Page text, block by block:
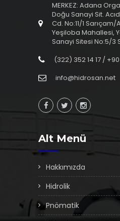
MERKEZ: Adana
Doğu Sanayi Sit.
Cd. No:11/1 Sarıçam/
Yeşiloba Mahallesi,
Sanayi Sitesi No:5/3
(322) 352 14 17 /
info@hidrosan.net
Alt Menü
Hakkımızda
Hidrolik
Pnömatik